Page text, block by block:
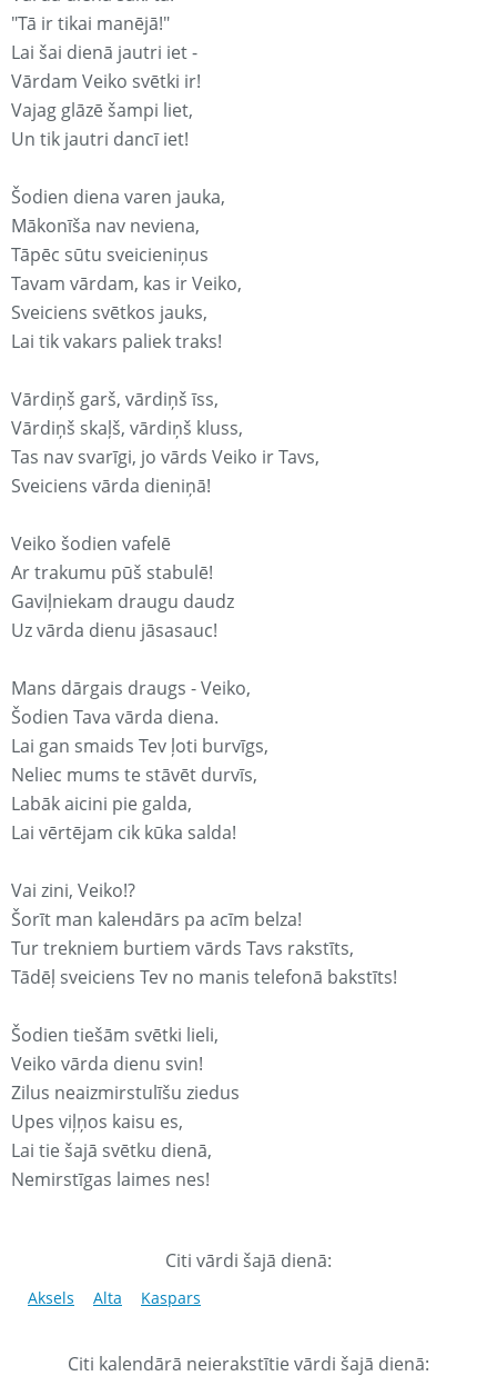
"Tā ir tikai manējā!"
Lai šai dienā jautri iet -
Vārdam Veiko svētki ir!
Vajag glāzē šampi liet,
Un tik jautri dancī iet!
Šodien diena varen jauka,
Mākonīša nav neviena,
Tāpēc sūtu sveicieniņus
Tavam vārdam, kas ir Veiko,
Sveiciens svētkos jauks,
Lai tik vakars paliek traks!
Vārdiņš garš, vārdiņš īss,
Vārdiņš skaļš, vārdiņš kluss,
Tas nav svarīgi, jo vārds Veiko ir Tavs,
Sveiciens vārda dieniņā!
Veiko šodien vafelē
Ar trakumu pūš stabulē!
Gaviļniekam draugu daudz
Uz vārda dienu jāsasauc!
Mans dārgais draugs - Veiko,
Šodien Tava vārda diena.
Lai gan smaids Tev ļoti burvīgs,
Neliec mums te stāvēt durvīs,
Labāk aicini pie galda,
Lai vērtējam cik kūka salda!
Vai zini, Veiko!?
Šorīt man kaleнdārs pa acīm belza!
Tur trekniem burtiem vārds Tavs rakstīts,
Tādēļ sveiciens Tev no manis telefonā bakstīts!
Šodien tiešām svētki lieli,
Veiko vārda dienu svin!
Zilus neaizmirstulīšu ziedus
Upes viļņos kaisu es,
Lai tie šajā svētku dienā,
Nemirstīgas laimes nes!
Citi vārdi šajā dienā:
Aksels Alta Kaspars
Citi kalendārā neierakstītie vārdi šajā dienā: